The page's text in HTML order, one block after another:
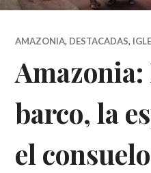
AMAZONIA, DESTACADAS,
barco, la
el